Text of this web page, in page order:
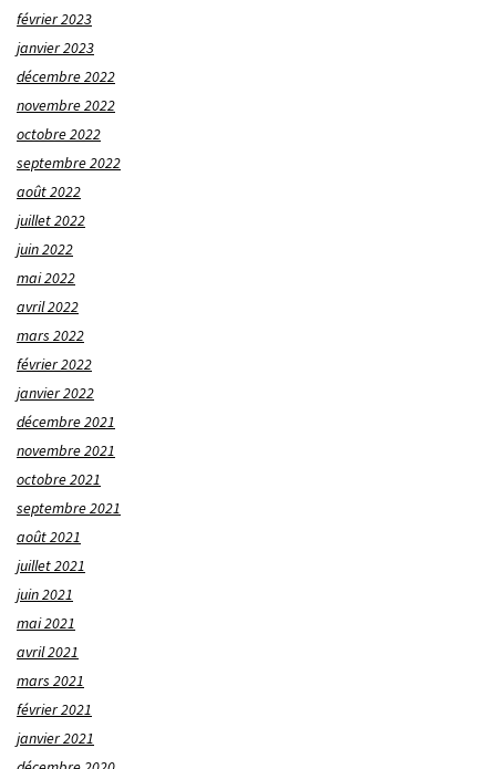
février 2023
janvier 2023
décembre 2022
novembre 2022
octobre 2022
septembre 2022
août 2022
juillet 2022
juin 2022
mai 2022
avril 2022
mars 2022
février 2022
janvier 2022
décembre 2021
novembre 2021
octobre 2021
septembre 2021
août 2021
juillet 2021
juin 2021
mai 2021
avril 2021
mars 2021
février 2021
janvier 2021